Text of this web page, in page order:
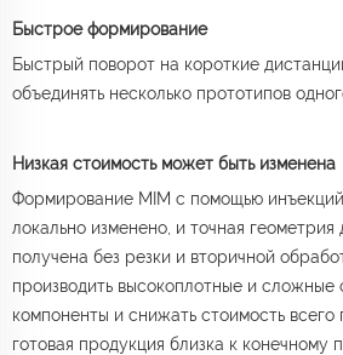
Быстрое формирование
Быстрый поворот на короткие
объединять несколько прототипов
Низкая стоимость может быть изменена
Формирование MIM с помощью
локально изменено, и точная
получена без резки и вторичной
производить высокоплотные и сложные
компоненты и снижать стоимость всего
готовая продукция близка к конечному